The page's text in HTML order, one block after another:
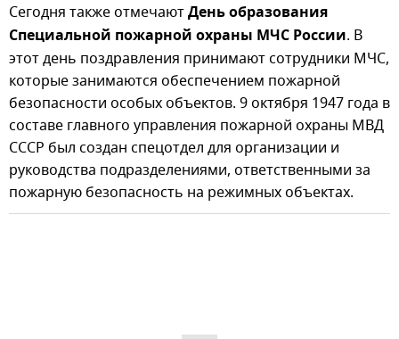
Сегодня также отмечаютДень образования
Специальной пожарной охраны МЧС России. В
этот день поздравления принимают сотрудники МЧС,
которые занимаются обеспечением пожарной
безопасности особых объектов. 9 октября 1947 года в
составе главного управления пожарной охраны МВД
СССР был создан спецотдел для организации и
руководства подразделениями, ответственными за
пожарную безопасность на режимных объектах.